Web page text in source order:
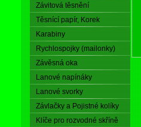
Závitová těsnění
Těsnící papír, Korek
Karabiny
Rychlospojky (mailonky)
Závěsná oka
Lanové napínáky
Lanové svorky
Závlačky a Pojistné kolíky
Klíče pro rozvodné skříně